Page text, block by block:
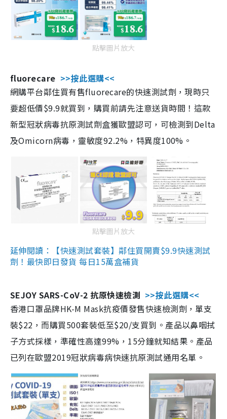
點擊圖片放大
fluorecare >>按此選購<<
網購平台鄰住買有售fluorecare的快速測試劑，現時只
要超低價$9.9就買到，購買前請先注意送貨時間！這款
新型冠狀病毒抗原測試劑盒獲歐盟認可，可檢測到Delta
及Omicorn病毒，靈敏度92.2%，特異度100%。
點擊圖片放大
延伸閱讀：【快速測試套裝】鄰住買開賣$9.9快速測試
劑！最快即日發貨 每日15萬盒補貨
SEJOY SARS-CoV-2 抗原快速檢測 >>按此選購<<
香港口罩品牌HK-M Mask抗疫價發售快速檢測劑，單支
裝$22，而購買500套裝低至$20/支買到。產品以鼻咽拭
子方式採樣，準確性高達99%，15分鐘就知結果。產品
已列在歐盟2019冠狀病毒病快速抗原測試通用名單。